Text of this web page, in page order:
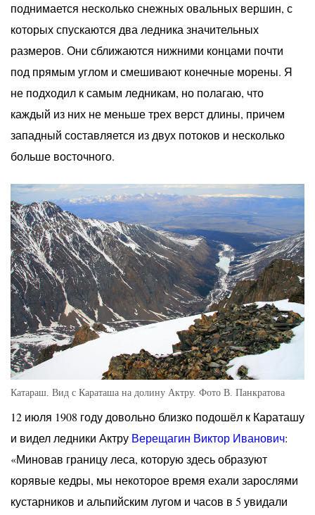
поднимается несколько снежных овальных вершин, с
которых спускаются два ледника значительных
размеров. Они сближаются нижними концами почти
под прямым углом и смешивают конечные морены. Я
не подходил к самым ледникам, но полагаю, что
каждый из них не меньше трех верст длины, причем
западный составляется из двух потоков и несколько
больше восточного.
Катараш. Вид с Караташа на долину Актру. Фото В. Панкратова
12 июля 1908 году довольно близко подошёл к Караташу
и видел ледники Актру Верещагин Виктор Иванович:
«Миновав границу леса, которую здесь образуют
корявые кедры, мы некоторое время ехали зарослями
кустарников и альпийским лугом и часов в 5 увидали